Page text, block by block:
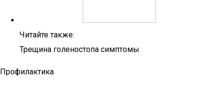
Читайте также:
Трещина голеностопа симптомы
Профилактика